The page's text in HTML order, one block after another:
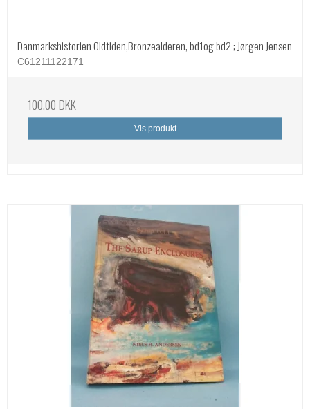
Danmarkshistorien Oldtiden,Bronzealderen, bd1og bd2 ; Jørgen Jensen
C61211122171
100,00 DKK
Vis produkt